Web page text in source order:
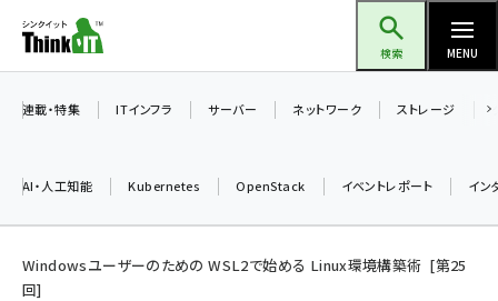
ン
ツ
検索 MENU
連載・特集 ITインフラ サーバー ネットワーク ストレージ
AI・人工知能 Kubernetes OpenStack イベントレポート イン
Windowsユーザーのための WSL2で始める Linux環境構築術 第25
回